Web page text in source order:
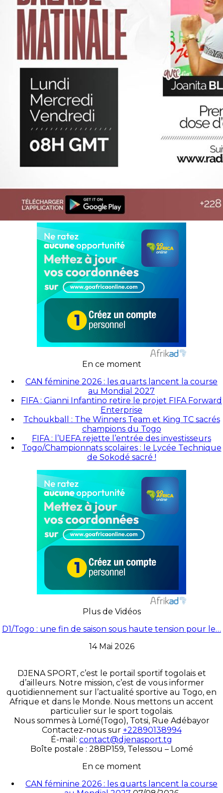
En ce moment
CAN féminine 2026 : les quarts lancent la course
au Mondial 2027
FIFA : Gianni Infantino retire le projet FIFA Forward
Enterprise
Tchoukball : The Winners Team et King TC sacrés
champions du Togo
FIFA : l’UEFA rejette l’entrée des investisseurs
Togo/Championnats scolaires : le Lycée Technique
de Sokodé sacré !
Plus de Vidéos
D1/Togo : une fin de saison sous haute tension pour le…
14 Mai 2026
DJENA SPORT, c’est le portail sportif togolais et
d’ailleurs. Notre mission, c’est de vous informer
quotidiennement sur l’actualité sportive au Togo, en
Afrique et dans le Monde. Nous mettons un accent
particulier sur le sport togolais.
Nous sommes à Lomé(Togo), Totsi, Rue Adébayor
Contactez-nous sur +22890138994
É-mail: contact@djenasport.tg
Boîte postale : 28BP159, Telessou – Lomé
En ce moment
CAN féminine 2026 : les quarts lancent la course